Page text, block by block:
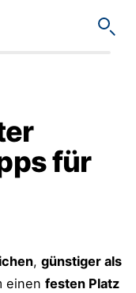
für
, günstiger als
einen festen Platz